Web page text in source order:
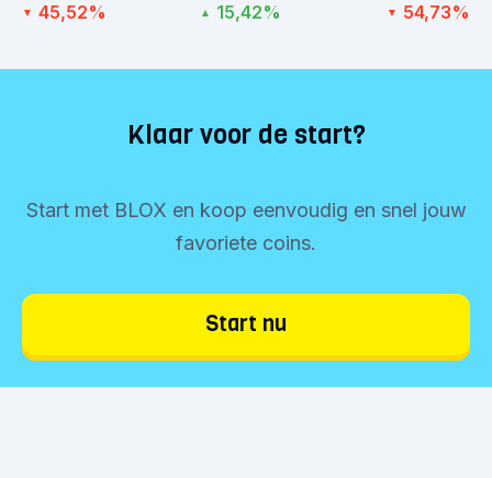
▼ 45,52% ▲ 15,42% ▼ 54,73%
Klaar voor de start?
Start met BLOX en koop eenvoudig en snel jouw
favoriete coins.
Start nu